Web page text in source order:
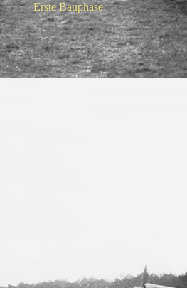
Erste Bauphase